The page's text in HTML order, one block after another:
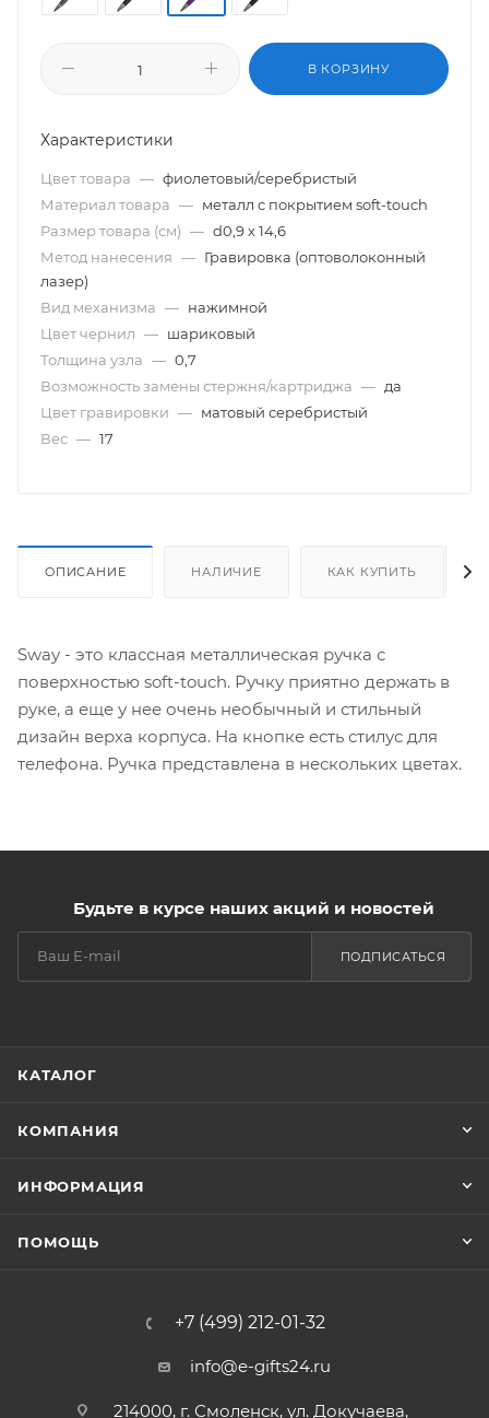
В КОРЗИНУ
Характеристики
Цвет товара — фиолетовый/серебристый
Материал товара — металл c покрытием soft-touch
Размер товара (см) — d0,9 х 14,6
Метод нанесения — Гравировка (оптоволоконный
лазер)
Вид механизма — нажимной
Цвет чернил — шариковый
Толщина узла — 0,7
Возможность замены стержня/картриджа — да
Цвет гравировки — матовый серебристый
Вес — 17
ОПИСАНИЕ НАЛИЧИЕ КАК КУПИТЬ
Sway - это классная металлическая ручка с
поверхностью soft-touch. Ручку приятно держать в
руке, а еще у нее очень необычный и стильный
дизайн верха корпуса. На кнопке есть стилус для
телефона. Ручка представлена в нескольких цветах.
Будьте в курсе наших акций и новостей
ПОДПИСАТЬСЯ
КАТАЛОГ
КОМПАНИЯ
ИНФОРМАЦИЯ
ПОМОЩЬ
+7 (499) 212-01-32
info@e-gifts24.ru
214000, г. Смоленск, ул. Докучаева,